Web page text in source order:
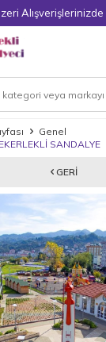
Alışverişlerinizde
Genel
SANDALYE
GERI